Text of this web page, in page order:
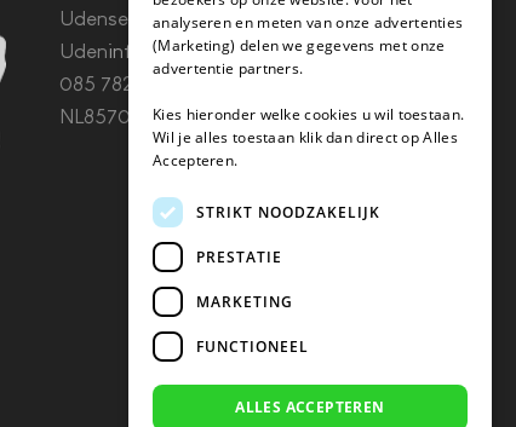
Udenseweg 8B 5405 PA
Udeninfo(@)koffie-tabletten.nlTel.
085 782 5578KvK 67529623 Btw:
NL857053759B01
analyseren en meten van onze advertenties
(Marketing) delen we gegevens met onze
advertentie partners.
Kies hieronder welke cookies u wil toestaan.
Wil je alles toestaan klik dan direct op Alles
Accepteren.
STRIKT NOODZAKELIJK
PRESTATIE
MARKETING
FUNCTIONEEL
ALLES ACCEPTEREN